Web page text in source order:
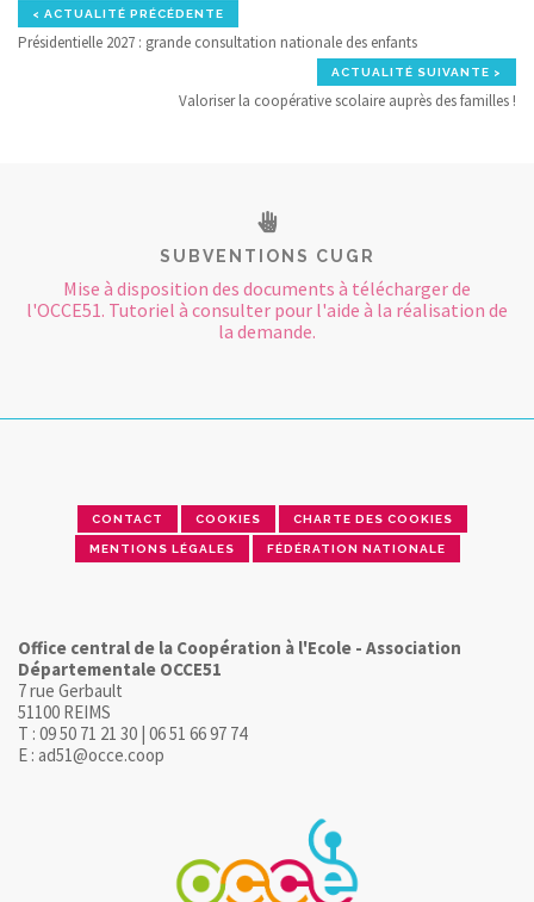
< ACTUALITÉ PRÉCÉDENTE
Présidentielle 2027 : grande consultation nationale des enfants
ACTUALITÉ SUIVANTE >
Valoriser la coopérative scolaire auprès des familles !
SUBVENTIONS CUGR
Mise à disposition des documents à télécharger de
l'OCCE51. Tutoriel à consulter pour l'aide à la réalisation de
la demande.
CONTACT COOKIES CHARTE DES COOKIES
MENTIONS LÉGALES FÉDÉRATION NATIONALE
Office central de la Coopération à l'Ecole - Association
Départementale OCCE51
7 rue Gerbault
51100 REIMS
T : 09 50 71 21 30 | 06 51 66 97 74
E : ad51@occe.coop